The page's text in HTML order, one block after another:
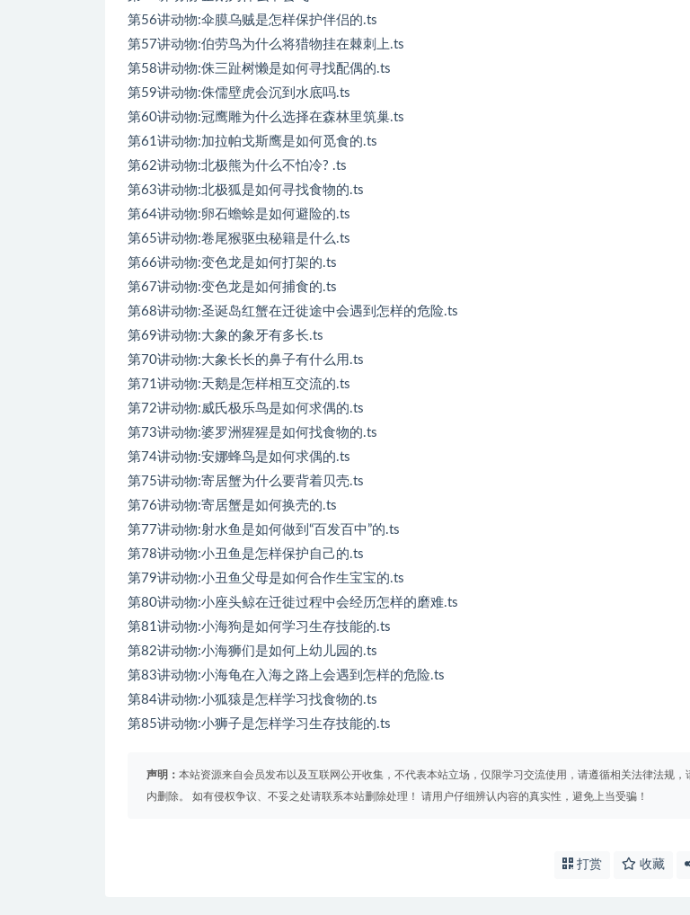
第56讲动物:伞膜乌贼是怎样保护伴侣的.ts
第57讲动物:伯劳鸟为什么将猎物挂在棘刺上.ts
第58讲动物:侏三趾树懒是如何寻找配偶的.ts
第59讲动物:侏儒壁虎会沉到水底吗.ts
第60讲动物:冠鹰雕为什么选择在森林里筑巢.ts
第61讲动物:加拉帕戈斯鹰是如何觅食的.ts
第62讲动物:北极熊为什么不怕冷? .ts
第63讲动物:北极狐是如何寻找食物的.ts
第64讲动物:卵石蟾蜍是如何避险的.ts
第65讲动物:卷尾猴驱虫秘籍是什么.ts
第66讲动物:变色龙是如何打架的.ts
第67讲动物:变色龙是如何捕食的.ts
第68讲动物:圣诞岛红蟹在迁徙途中会遇到怎样的危险.ts
第69讲动物:大象的象牙有多长.ts
第70讲动物:大象长长的鼻子有什么用.ts
第71讲动物:天鹅是怎样相互交流的.ts
第72讲动物:威氏极乐鸟是如何求偶的.ts
第73讲动物:婆罗洲猩猩是如何找食物的.ts
第74讲动物:安娜蜂鸟是如何求偶的.ts
第75讲动物:寄居蟹为什么要背着贝壳.ts
第76讲动物:寄居蟹是如何换壳的.ts
第77讲动物:射水鱼是如何做到“百发百中”的.ts
第78讲动物:小丑鱼是怎样保护自己的.ts
第79讲动物:小丑鱼父母是如何合作生宝宝的.ts
第80讲动物:小座头鲸在迁徙过程中会经历怎样的磨难.ts
第81讲动物:小海狗是如何学习生存技能的.ts
第82讲动物:小海狮们是如何上幼儿园的.ts
第83讲动物:小海龟在入海之路上会遇到怎样的危险.ts
第84讲动物:小狐猿是怎样学习找食物的.ts
第85讲动物:小狮子是怎样学习生存技能的.ts
声明： 本站资源来自会员发布以及互联网公开收集，不代表本站立场，仅限学习交流使用，请遵循相关法律法规，
内删除。 如有侵权争议、不妥之处请联系本站删除处理！ 请用户仔细辨认内容的真实性，避免上当受骗！
打赏 收藏